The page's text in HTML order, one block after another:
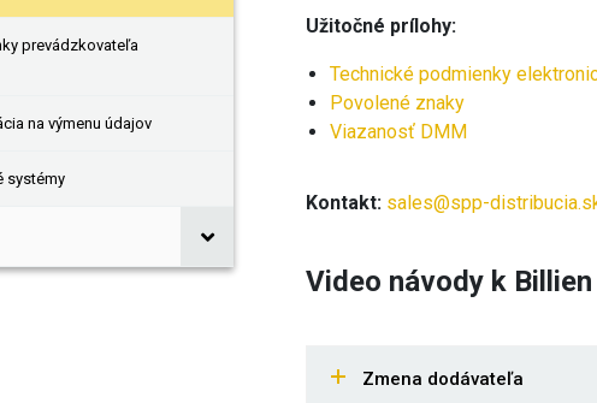
prevádzkovateľa
na výmenu údajov
systémy
Užitočné prílohy:
Technické podmienky
Povolené znaky
Viazanosť DMM
Kontakt: sales@spp-
Video návody k Billien
Zmena dodávateľa